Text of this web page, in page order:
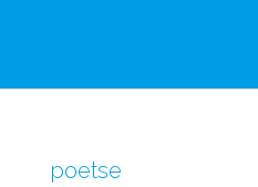
poetse